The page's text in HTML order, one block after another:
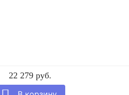
22 279 руб.